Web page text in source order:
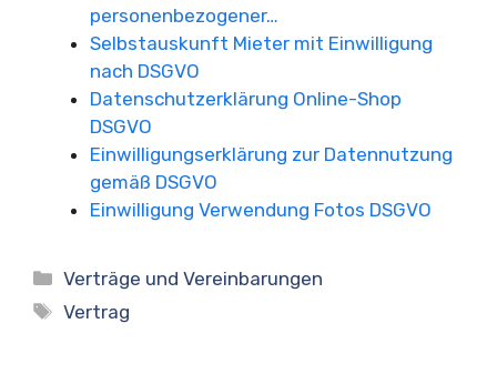
personenbezogener…
Selbstauskunft Mieter mit Einwilligung
nach DSGVO
Datenschutzerklärung Online-Shop
DSGVO
Einwilligungserklärung zur Datennutzung
gemäß DSGVO
Einwilligung Verwendung Fotos DSGVO
Kategorien
Verträge und Vereinbarungen
Schlagwörter
Vertrag